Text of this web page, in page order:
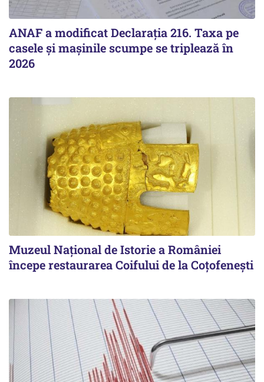
ANAF a modificat Declarația 216. Taxa pe
casele și mașinile scumpe se triplează în
2026
Muzeul Național de Istorie a României
începe restaurarea Coifului de la Coțofenești